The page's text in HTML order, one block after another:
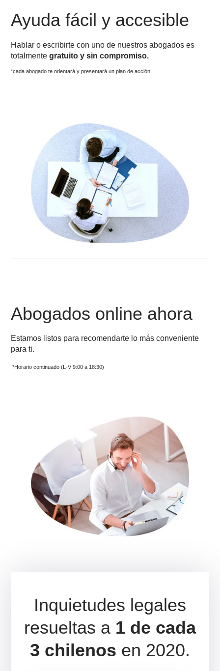
Ayuda fácil y accesible
Hablar o escribirte con uno de nuestros abogados es
totalmente
gratuito y sin compromiso.
*cada abogado te orientará y presentará un plan de acción
Abogados online ahora
Estamos listos para recomendarte lo más
para ti.
*Horario continuado (L-V 9:00 a 18:30)